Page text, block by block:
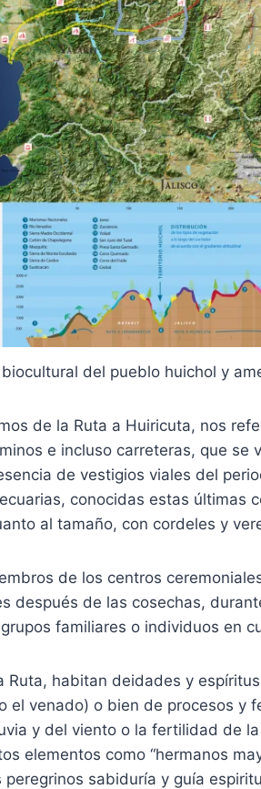
del pueblo huichol y
de la Ruta a Huiricuta, nos
e incluso carreteras, que
de vestigios viales del
conocidas estas últimas
al tamaño, con cordeles y
de los centros
después de las cosechas,
familiares o individuos en
Ruta, habitan deidades y
el venado) o bien de procesos y
y del viento o la fertilidad de
elementos como “hermanos
peregrinos sabiduría y guía